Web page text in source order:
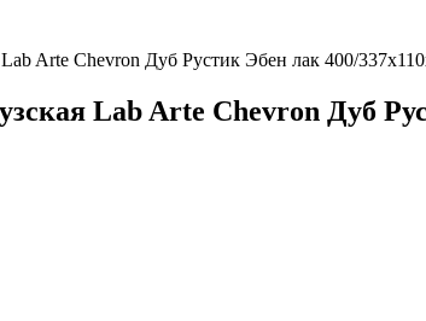
Arte Chevron Дуб Рустик Эбен лак 400/
Lab Arte Chevron Дуб